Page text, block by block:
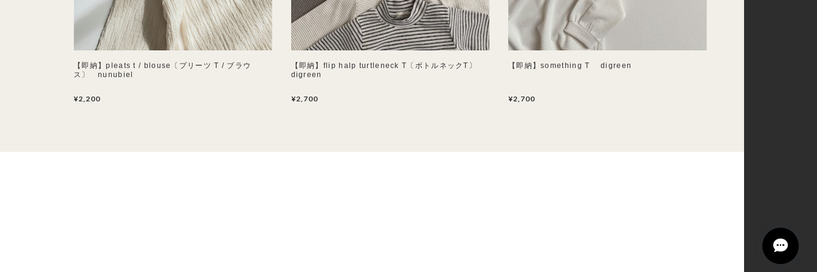
【即納】pleats t / blouse〔プリーツ T / ブラウ
ス〕 nunubiel
¥2,200
【即納】flip halp turtleneck T〔ボトルネックT〕
digreen
¥2,700
【即納】something T digreen
¥2,700